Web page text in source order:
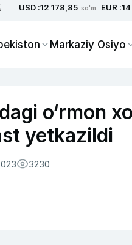
USD :12 178,85 so'm EUR :
Markaziy Osiyo
o‘rmon
yetkazildi
3230